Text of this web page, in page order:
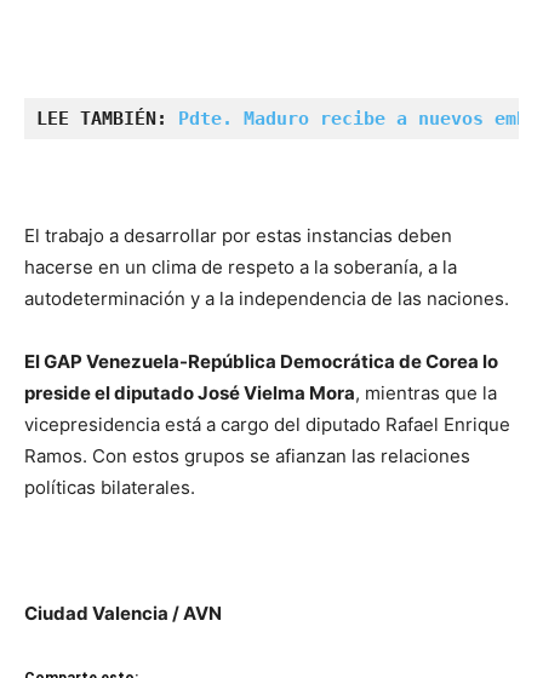
LEE TAMBIÉN: Pdte. Maduro recibe a nuevos
El trabajo a desarrollar por estas instancias deben
hacerse en un clima de respeto a la soberanía, a la
autodeterminación y a la independencia de las naciones.
El GAP Venezuela-República Democrática de Corea lo
preside el diputado José Vielma Mora, mientras que la
vicepresidencia está a cargo del diputado Rafael Enrique
Ramos. Con estos grupos se afianzan las relaciones
políticas bilaterales.
Ciudad Valencia / AVN